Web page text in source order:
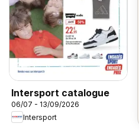
Intersport catalogue
06/07 - 13/09/2026
Intersport